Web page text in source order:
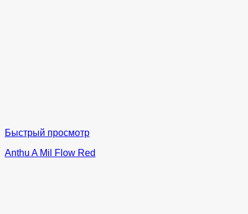
Быстрый просмотр
Anthu A Mil Flow Red